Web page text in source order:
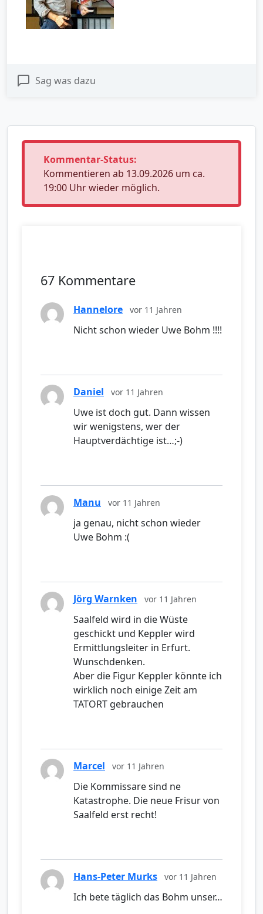
Sag was dazu
Kommentar-Status:
Kommentieren ab 13.09.2026 um ca.
19:00 Uhr wieder möglich.
67 Kommentare
Hannelore vor 11 Jahren
Nicht schon wieder Uwe Bohm !!!!
Daniel vor 11 Jahren
Uwe ist doch gut. Dann wissen
wir wenigstens, wer der
Hauptverdächtige ist…;-)
Manu vor 11 Jahren
ja genau, nicht schon wieder
Uwe Bohm :(
Jörg Warnken vor 11 Jahren
Saalfeld wird in die Wüste
geschickt und Keppler wird
Ermittlungsleiter in Erfurt.
Wunschdenken.
Aber die Figur Keppler könnte ich
wirklich noch einige Zeit am
TATORT gebrauchen
Marcel vor 11 Jahren
Die Kommissare sind ne
Katastrophe. Die neue Frisur von
Saalfeld erst recht!
Hans-Peter Murks vor 11 Jahren
Ich bete täglich das Bohm unser…